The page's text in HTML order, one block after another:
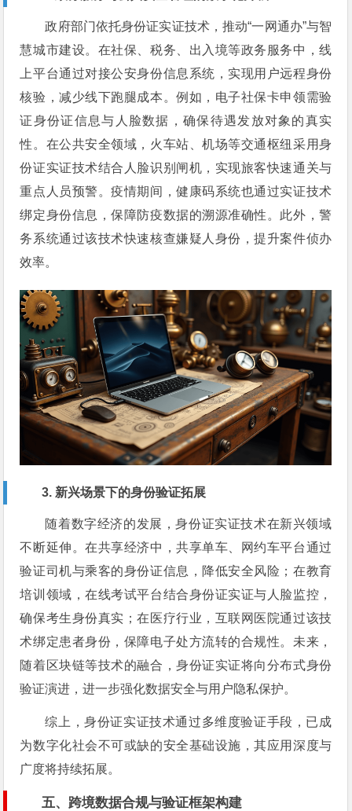
政府部门依托身份证实证技术，推动“一网通办”与智
慧城市建设。在社保、税务、出入境等政务服务中，线
上平台通过对接公安身份信息系统，实现用户远程身份
核验，减少线下跑腿成本。例如，电子社保卡申领需验
证身份证信息与人脸数据，确保待遇发放对象的真实
性。在公共安全领域，火车站、机场等交通枢纽采用身
份证实证技术结合人脸识别闸机，实现旅客快速通关与
重点人员预警。疫情期间，健康码系统也通过实证技术
绑定身份信息，保障防疫数据的溯源准确性。此外，警
务系统通过该技术快速核查嫌疑人身份，提升案件侦办
效率。
3. 新兴场景下的身份验证拓展
随着数字经济的发展，身份证实证技术在新兴领域
不断延伸。在共享经济中，共享单车、网约车平台通过
验证司机与乘客的身份证信息，降低安全风险；在教育
培训领域，在线考试平台结合身份证实证与人脸监控，
确保考生身份真实；在医疗行业，互联网医院通过该技
术绑定患者身份，保障电子处方流转的合规性。未来，
随着区块链等技术的融合，身份证实证将向分布式身份
验证演进，进一步强化数据安全与用户隐私保护。
综上，身份证实证技术通过多维度验证手段，已成
为数字化社会不可或缺的安全基础设施，其应用深度与
广度将持续拓展。
五、跨境数据合规与验证框架构建